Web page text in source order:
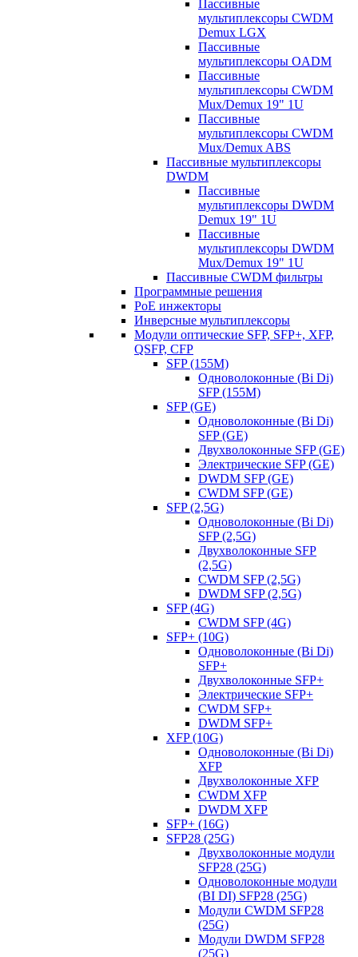
Пассивные
мультиплексоры CWDM
Demux LGX
Пассивные
мультиплексоры OADM
Пассивные
мультиплексоры CWDM
Mux/Demux 19" 1U
Пассивные
мультиплексоры CWDM
Mux/Demux ABS
Пассивные мультиплексоры
DWDM
Пассивные
мультиплексоры DWDM
Demux 19" 1U
Пассивные
мультиплексоры DWDM
Mux/Demux 19" 1U
Пассивные CWDM фильтры
Программные решения
PoE инжекторы
Инверсные мультиплексоры
Модули оптические SFP, SFP+, XFP,
QSFP, CFP
SFP (155M)
Одноволоконные (Bi Di)
SFP (155M)
SFP (GE)
Одноволоконные (Bi Di)
SFP (GE)
Двухволоконные SFP (GE)
Электрические SFP (GE)
DWDM SFP (GE)
CWDM SFP (GE)
SFP (2,5G)
Одноволоконные (Bi Di)
SFP (2,5G)
Двухволоконные SFP
(2,5G)
CWDM SFP (2,5G)
DWDM SFP (2,5G)
SFP (4G)
CWDM SFP (4G)
SFP+ (10G)
Одноволоконные (Bi Di)
SFP+
Двухволоконные SFP+
Электрические SFP+
CWDM SFP+
DWDM SFP+
XFP (10G)
Одноволоконные (Bi Di)
XFP
Двухволоконные XFP
CWDM XFP
DWDM XFP
SFP+ (16G)
SFP28 (25G)
Двухволоконные модули
SFP28 (25G)
Одноволоконные модули
(BI DI) SFP28 (25G)
Модули CWDM SFP28
(25G)
Модули DWDM SFP28
(25G)